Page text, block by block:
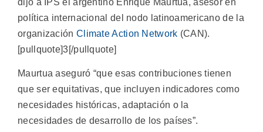
dijo a IPS el argentino Enrique Maurtua, asesor en
política internacional del nodo latinoamericano de la
organización Climate Action Network (CAN).
[pullquote]3[/pullquote]
Maurtua aseguró “que esas contribuciones tienen
que ser equitativas, que incluyen indicadores como
necesidades históricas, adaptación o la
necesidades de desarrollo de los países”.